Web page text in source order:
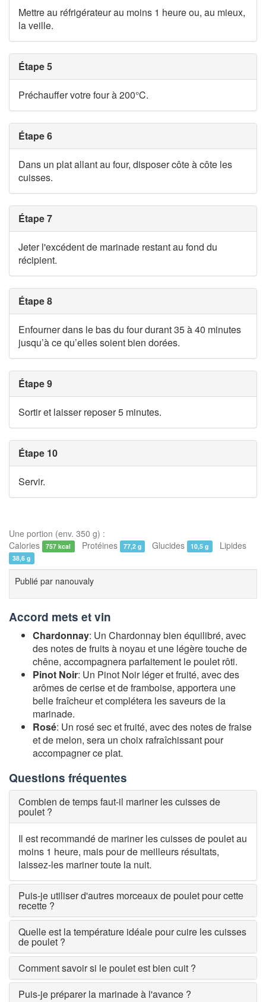
Mettre au réfrigérateur au moins 1 heure ou, au mieux,
la veille.
Étape 5
Préchauffer votre four à 200°C.
Étape 6
Dans un plat allant au four, disposer côte à côte les
cuisses.
Étape 7
Jeter l'excédent de marinade restant au fond du
récipient.
Étape 8
Enfourner dans le bas du four durant 35 à 40 minutes
jusqu’à ce qu’elles soient bien dorées.
Étape 9
Sortir et laisser reposer 5 minutes.
Étape 10
Servir.
Une portion (env. 350 g) :
Calories
757 kcal Protéines 77,2 g Glucides 10,5 g Lipides
38,6 g
Publié par nanouvaly
Accord mets et vin
Chardonnay: Un Chardonnay bien équilibré, avec
des notes de fruits à noyau et une légère touche de
chêne, accompagnera parfaitement le poulet rôti.
Pinot Noir: Un Pinot Noir léger et fruité, avec des
arômes de cerise et de framboise, apportera une
belle fraîcheur et complétera les saveurs de la
marinade.
Rosé: Un rosé sec et fruité, avec des notes de fraise
et de melon, sera un choix rafraîchissant pour
accompagner ce plat.
Questions fréquentes
Combien de temps faut-il mariner les cuisses de
poulet ?
Il est recommandé de mariner les cuisses de poulet au
moins 1 heure, mais pour de meilleurs résultats,
laissez-les mariner toute la nuit.
Puis-je utiliser d'autres morceaux de poulet pour cette
recette ?
Quelle est la température idéale pour cuire les cuisses
de poulet ?
Comment savoir si le poulet est bien cuit ?
Puis-je préparer la marinade à l'avance ?